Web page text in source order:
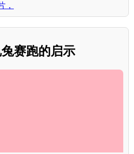
，
赛跑的启示